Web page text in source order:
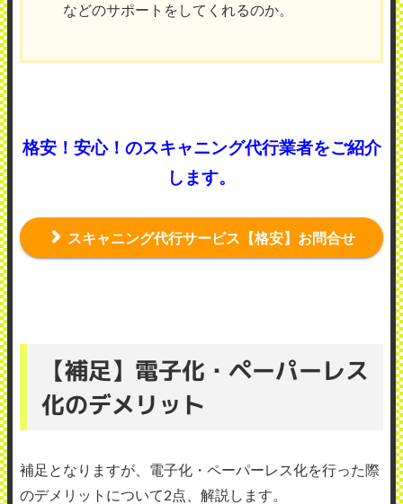
などのサポートをしてくれるのか。
格安！安心！のスキャニング代行業者をご紹介
します。
スキャニング代行サービス【格安】お問合せ
【補足】電子化・ペーパーレス
化のデメリット
補足となりますが、電子化・ペーパーレス化を行った際
のデメリットについて2点、解説します。